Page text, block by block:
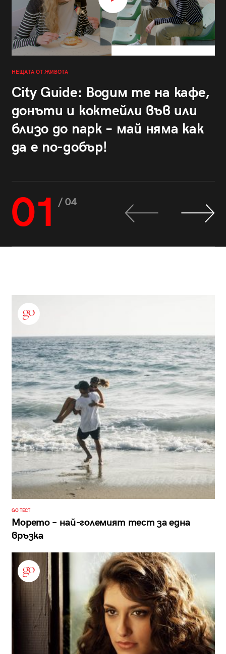
НЕЩАТА ОТ ЖИВОТА
City Guide: Водим те на кафе,
донъти и коктейли във или
близо до парк – май няма как
да е по-добър!
01 / 04
GO ТЕСТ
Морето – най-големият тест за една
връзка